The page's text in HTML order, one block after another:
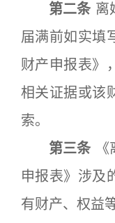
第二条 离
届满前如实填
财产申报表》
相关证据或该
索。
第三条
申报表》涉及
有财产、权益